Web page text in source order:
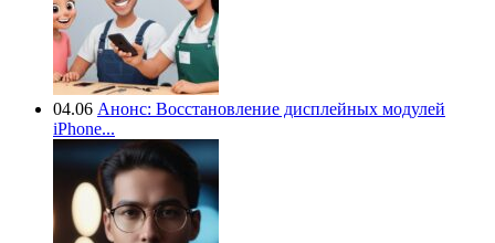
04.06 Анонс: Восстановление дисплейных модулей
iPhone...